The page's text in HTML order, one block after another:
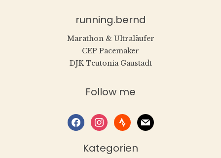
running.bernd
Marathon & Ultraläufer
CEP Pacemaker
DJK Teutonia Gaustadt
Follow me
facebookinstagram
stravamail
Kategorien